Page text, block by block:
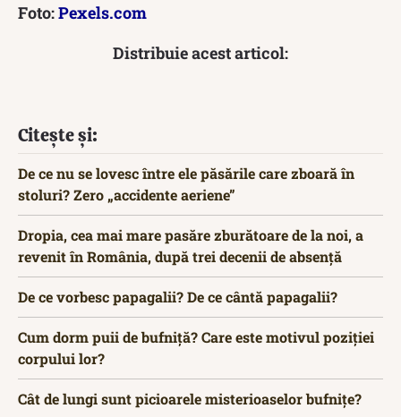
Foto:Pexels.com
Distribuie acest articol:
Citește și:
De ce nu se lovesc între ele păsările care zboară în
stoluri? Zero „accidente aeriene”
Dropia, cea mai mare pasăre zburătoare de la noi, a
revenit în România, după trei decenii de absență
De ce vorbesc papagalii? De ce cântă papagalii?
Cum dorm puii de bufniță? Care este motivul poziției
corpului lor?
Cât de lungi sunt picioarele misterioaselor bufnițe?